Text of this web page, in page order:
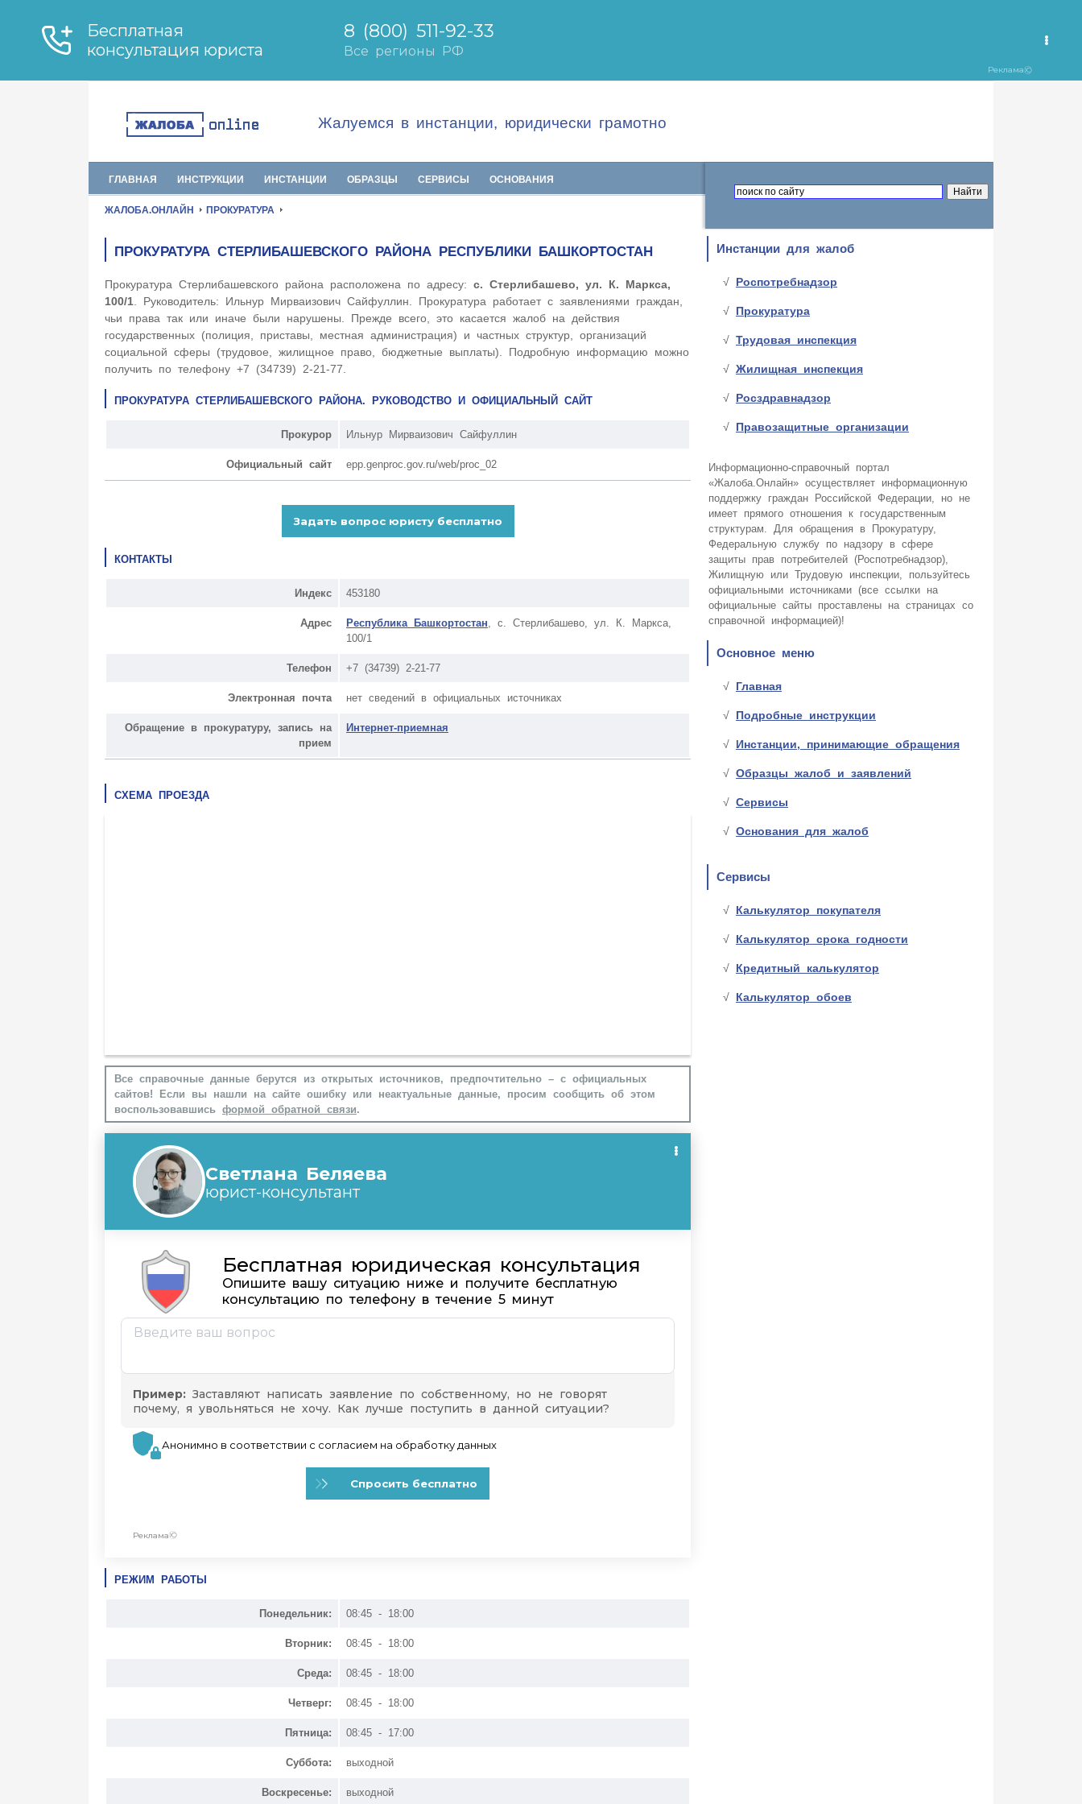
Жалуемся в инстанции, юридически грамотно
ГЛАВНАЯ ИНСТРУКЦИИ ИНСТАНЦИИ ОБРАЗЦЫ СЕРВИСЫ ОСНОВАНИЯ
ЖАЛОБА.ОНЛАЙН ПРОКУРАТУРА
ПРОКУРАТУРА СТЕРЛИБАШЕВСКОГО РАЙОНА РЕСПУБЛИКИ БАШКОРТОСТАН
Прокуратура Стерлибашевского района расположена по адресу: с. Стерлибашево, ул. К. Маркса,
100/1 . Руководитель: Ильнур Мирваизович Сайфуллин. Прокуратура работает с заявлениями граждан,
чьи права так или иначе были нарушены. Прежде всего, это касается жалоб на действия
государственных (полиция, приставы, местная администрация) и частных структур, организаций
социальной сферы (трудовое, жилищное право, бюджетные выплаты). Подробную информацию можно
получить по телефону +7 (34739) 2-21-77.
ПРОКУРАТУРА СТЕРЛИБАШЕВСКОГО РАЙОНА. РУКОВОДСТВО И ОФИЦИАЛЬНЫЙ САЙТ
Прокурор Ильнур Мирваизович Сайфуллин
Официальный сайт epp.genproc.gov.ru/web/proc_02
КОНТАКТЫ
Индекс 453180
Адрес Республика Башкортостан , с. Стерлибашево, ул. К. Маркса,
100/1
Телефон +7 (34739) 2-21-77
Электронная почта нет сведений в официальных источниках
Обращение в прокуратуру, запись на
прием
Интернет-приемная
СХЕМА ПРОЕЗДА
Все справочные данные берутся из открытых источников, предпочтительно – с официальных
сайтов! Если вы нашли на сайте ошибку или неактуальные данные, просим сообщить об этом
воспользовавшись формой обратной связи.
РЕЖИМ РАБОТЫ
Понедельник: 08:45 - 18:00
Вторник: 08:45 - 18:00
Среда: 08:45 - 18:00
Четверг: 08:45 - 18:00
Пятница: 08:45 - 17:00
Суббота: выходной
Воскресенье: выходной
Инстанции для жалоб
Роспотребнадзор
Прокуратура
Трудовая инспекция
Жилищная инспекция
Росздравнадзор
Правозащитные организации
Информационно-справочный портал
«Жалоба.Онлайн» осуществляет информационную
поддержку граждан Российской Федерации, но не
имеет прямого отношения к государственным
структурам. Для обращения в Прокуратуру,
Федеральную службу по надзору в сфере
защиты прав потребителей (Роспотребнадзор),
Жилищную или Трудовую инспекции, пользуйтесь
официальными источниками (все ссылки на
официальные сайты проставлены на страницах со
справочной информацией)!
Основное меню
Главная
Подробные инструкции
Инстанции, принимающие обращения
Образцы жалоб и заявлений
Сервисы
Основания для жалоб
Сервисы
Калькулятор покупателя
Калькулятор срока годности
Кредитный калькулятор
Калькулятор обоев